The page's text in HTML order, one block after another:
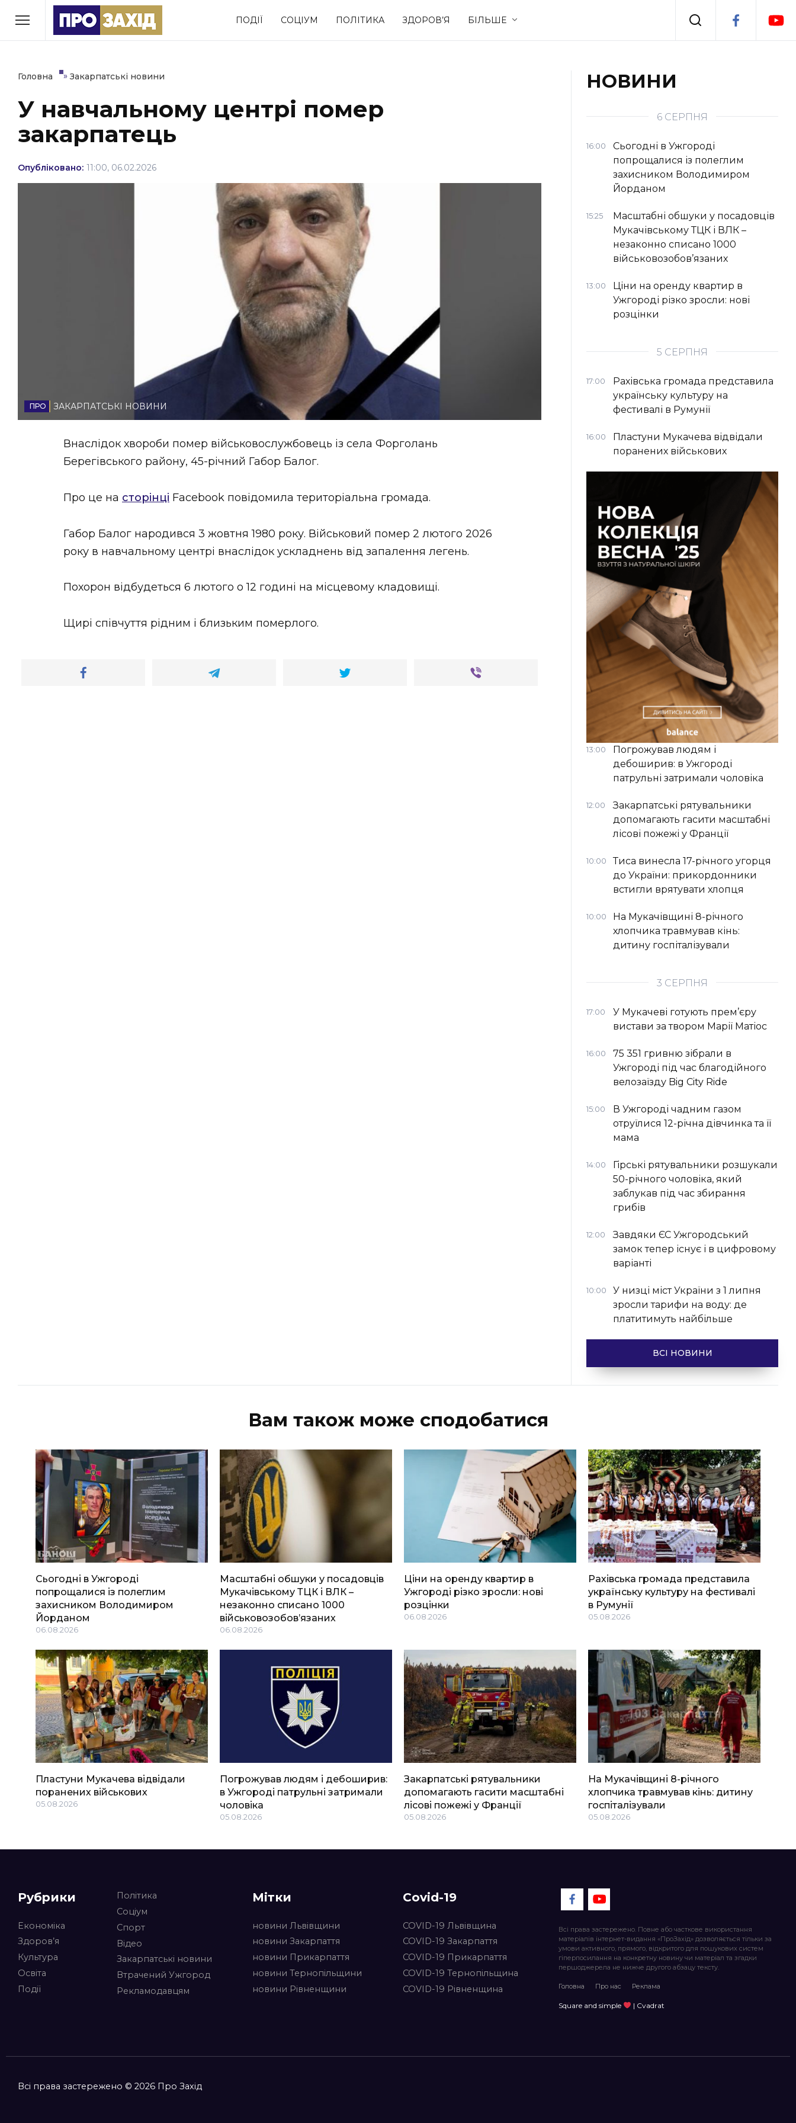
ПОДІЇ СОЦІУМ ПОЛІТИКА ЗДОРОВ’Я БІЛЬШЕ
РУБРИКИ
Економіка Події
Політика Соціум Спорт
Втрачений Ужгород
(відеоверсія)
НОВИНИ ЗАХІДНОЇ УКРАЇНИ
ВІДЕО
Головна » Закарпатські новини
У навчальному центрі помер
закарпатець
Опубліковано: 11:00, 06.02.2026
ЗАКАРПАТСЬКІ НОВИНИ
Внаслідок хвороби помер військовослужбовець із села Форголань
Берегівського району, 45-річний Габор Балог.
Про це на сторінці Facebook повідомила територіальна громада.
Габор Балог народився 3 жовтня 1980 року. Військовий помер 2 лютого 2026
року в навчальному центрі внаслідок ускладнень від запалення легень.
Похорон відбудеться 6 лютого о 12 годині на місцевому кладовищі.
Щирі співчуття рідним і близьким померлого.
НОВИНИ
6 СЕРПНЯ
16:00
Сьогодні в Ужгороді
попрощалися із полеглим
захисником Володимиром
Йорданом
15:25
Масштабні обшуки у посадовців
Мукачівському ТЦК і ВЛК –
незаконно списано 1000
військовозобов’язаних
13:00
Ціни на оренду квартир в
Ужгороді різко зросли: нові
розцінки
5 СЕРПНЯ
17:00
Рахівська громада представила
українську культуру на
фестивалі в Румунії
16:00
Пластуни Мукачева відвідали
поранених військових
13:00
Погрожував людям і
дебоширив: в Ужгороді
патрульні затримали чоловіка
12:00
Закарпатські рятувальники
допомагають гасити масштабні
лісові пожежі у Франції
10:00
Тиса винесла 17-річного угорця
до України: прикордонники
встигли врятувати хлопця
10:00
На Мукачівщині 8-річного
хлопчика травмував кінь:
дитину госпіталізували
3 СЕРПНЯ
17:00
У Мукачеві готують прем’єру
вистави за твором Марії Матіос
16:00
75 351 гривню зібрали в
Ужгороді під час благодійного
велозаїзду Big Сity Ride
15:00
В Ужгороді чадним газом
отруїлися 12-річна дівчинка та її
мама
14:00
Гірські рятувальники розшукали
50-річного чоловіка, який
заблукав під час збирання
грибів
12:00
Завдяки ЄС Ужгородський
замок тепер існує і в цифровому
варіанті
10:00
У низці міст України з 1 липня
зросли тарифи на воду: де
платитимуть найбільше
ВСІ НОВИНИ
Вам також може сподобатися
Сьогодні в Ужгороді
попрощалися із полеглим
захисником Володимиром
Йорданом
06.08.2026
Масштабні обшуки у посадовців
Мукачівському ТЦК і ВЛК –
незаконно списано 1000
військовозобов’язаних
06.08.2026
Ціни на оренду квартир в
Ужгороді різко зросли: нові
розцінки
06.08.2026
Рахівська громада представила
українську культуру на фестивалі
в Румунії
05.08.2026
Пластуни Мукачева відвідали
поранених військових
05.08.2026
Погрожував людям і дебоширив:
в Ужгороді патрульні затримали
чоловіка
05.08.2026
Закарпатські рятувальники
допомагають гасити масштабні
лісові пожежі у Франції
05.08.2026
На Мукачівщині 8-річного
хлопчика травмував кінь: дитину
госпіталізували
05.08.2026
Рубрики
Економіка
Здоров’я
Культура
Освіта
Події
Політика
Соціум
Спорт
Відео
Закарпатські новини
Втрачений Ужгород
Рекламодавцям
Мітки
новини Львівщини
новини Закарпаття
новини Прикарпаття
новини Тернопільщини
новини Рівненщини
Covid-19
COVID-19 Львівщина
COVID-19 Закарпаття
COVID-19 Прикарпаття
COVID-19 Тернопільщина
COVID-19 Рівненщина
Всі права застережено. Повне або часткове використання
матеріалів інтернет-видання «ПроЗахід» дозволяється тільки за
умови активного, прямого, відкритого для пошукових систем
гіперпосилання на конкретну новину чи матеріал та згадки
першоджерела не нижче другого абзацу тексту.
Головна Про нас Реклама
Square and simple | Cvadrat
Всі права застережено © 2026 Про Захід